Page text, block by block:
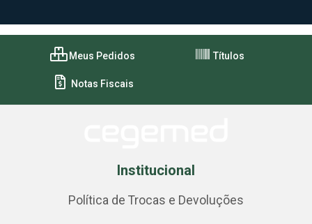
Meus Pedidos Títulos
Notas Fiscais
Institucional
Política de Trocas e Devoluções